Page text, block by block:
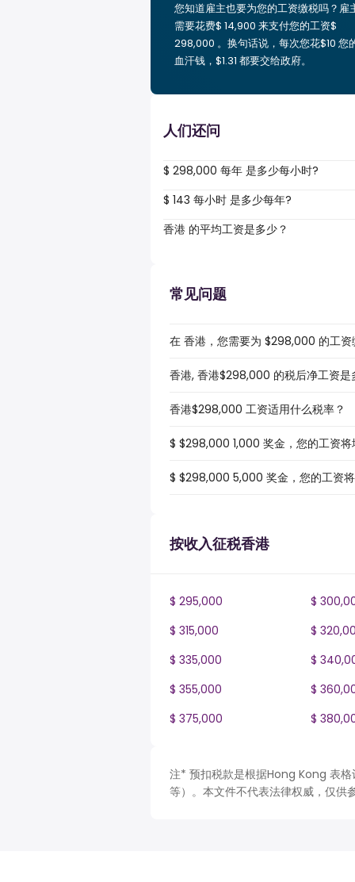
您知道雇主也要为您的工资缴税吗？雇
需要花费$ 14,900 来支付您的工资$
298,000 。换句话说，每次您花$10 您
血汗钱，$1.31 都要交给政府。
人们还问
$ 298,000 每年 是多少每小时?
$ 143 每小时 是多少每年?
香港 的平均工资是多少？
常见问题
在 香港，您需要为 $298,000 的工资
香港, 香港$298,000 的税后净工资是
香港$298,000 工资适用什么税率？
$ $298,000 1,000 奖金，您的工资
$ $298,000 5,000 奖金，您的工资
按收入征税香港
$ 295,000 $
$ 315,000
$
$ 335,000
$
$ 355,000
$
$ 375,000
$
注* 预扣税款是根据Hong Kong 表格
等）。本文件不代表法律权威，仅供参